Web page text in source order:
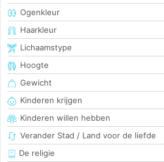
Ogenkleur
Haarkleur
Lichaamstype
Hoogte
Gewicht
Kinderen krijgen
Kinderen willen hebben
Verander Stad / Land voor de liefde
De religie